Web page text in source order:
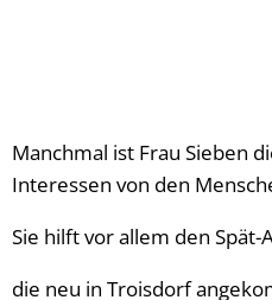
Manchmal ist Frau Sieben
Interessen von den
Sie hilft vor allem den Spät-
die neu in Troisdorf